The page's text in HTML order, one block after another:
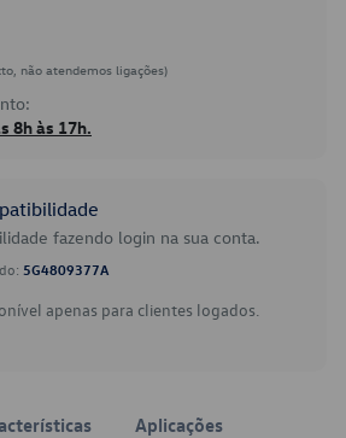
não atendemos ligações)
8h às 17h.
fazendo login na sua conta.
5G4809377A
apenas para clientes logados.
Aplicações